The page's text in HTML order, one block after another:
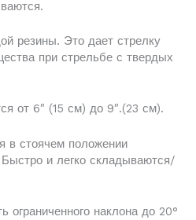
резины. Это дает стрелку
при стрельбе с твердых
от 6″ (15 см) до 9″.(23 см).
в стоячем положении
и легко складываются/
наклона до 20°